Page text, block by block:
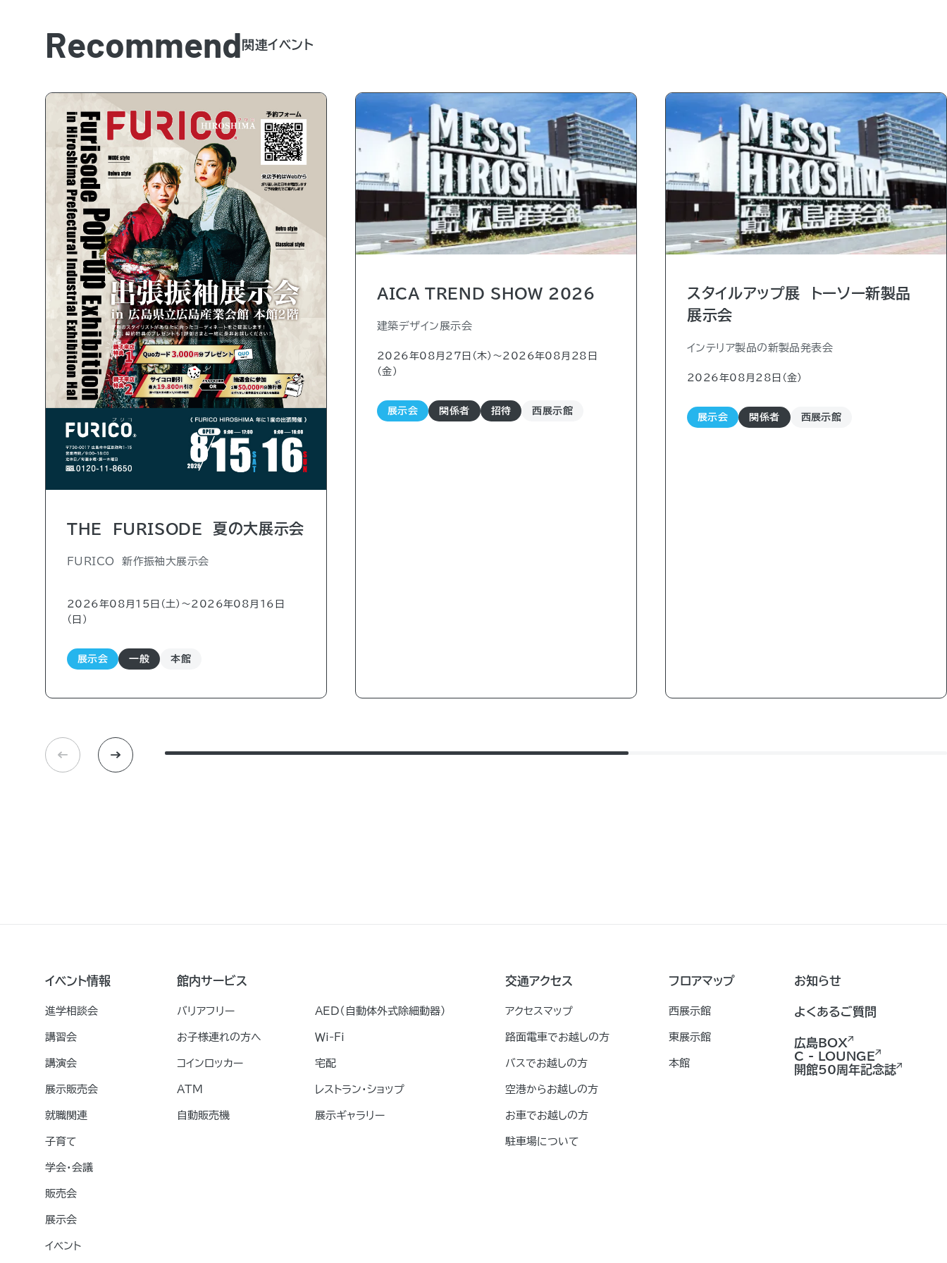
Recommend 関連イベント
THE FURISODE 夏の大展示会
FURICO 新作振袖大展示会
2026年08月15日（土)〜2026年08月16日
（日)
展示会 一般 本館
AICA TREND SHOW 2026
建築デザイン展示会
2026年08月27日（木)〜2026年08月28日
（金)
展示会 関係者 招待 西展示館
スタイルアップ展 トーソー新製品
展示会
インテリア製品の新製品発表会
2026年08月28日（金)
展示会 関係者 西展示館
イベント情報
進学相談会
講習会
講演会
展示販売会
就職関連
子育て
学会・会議
販売会
展示会
イベント
館内サービス
バリアフリー
お子様連れの方へ
コインロッカー
ATM
自動販売機
AED（自動体外式除細動器）
Ｗｉ-Ｆｉ
宅配
レストラン・ショップ
展示ギャラリー
交通アクセス
アクセスマップ
路面電車でお越しの方
バスでお越しの方
空港からお越しの方
お車でお越しの方
駐車場について
フロアマップ
西展示館
東展示館
本館
お知らせ
よくあるご質問
広島BOX
C - LOUNGE
開館50周年記念誌